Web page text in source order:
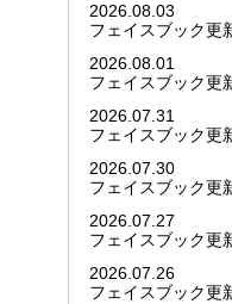
2026.08.03
フェイスブック更
2026.08.01
フェイスブック更
2026.07.31
フェイスブック更
2026.07.30
フェイスブック更
2026.07.27
フェイスブック更
2026.07.26
フェイスブック更